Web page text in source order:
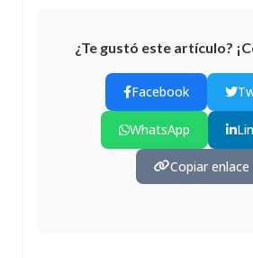
¿Te gustó este artículo?
Facebook
WhatsApp
Copiar enlace